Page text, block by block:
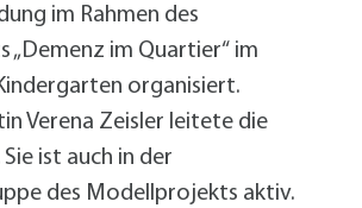
im Rahmen des
„Demenz im Quartier“ im
organisiert.
Verena Zeisler leitete die
ist auch in der
des Modellprojekts aktiv.